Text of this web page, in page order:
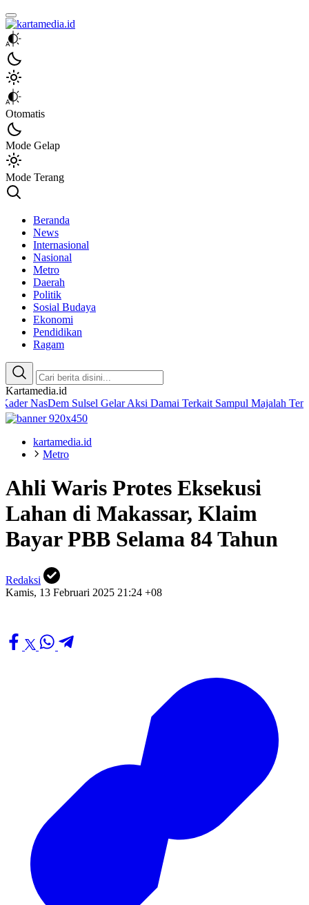
kartamedia.id
Jujur Mengabari
Otomatis
Mode Gelap
Mode Terang
Beranda
News
Internasional
Nasional
Metro
Daerah
Politik
Sosial Budaya
Ekonomi
Pendidikan
Ragam
Kartamedia.id
Sulsel Gelar Aksi Damai Terkait Sampul Majalah Tempo
kartamedia.id
Metro
Ahli Waris Protes Eksekusi
Lahan di Makassar, Klaim
Bayar PBB Selama 84 Tahun
Redaksi
Kamis, 13 Februari 2025 21:24 +08